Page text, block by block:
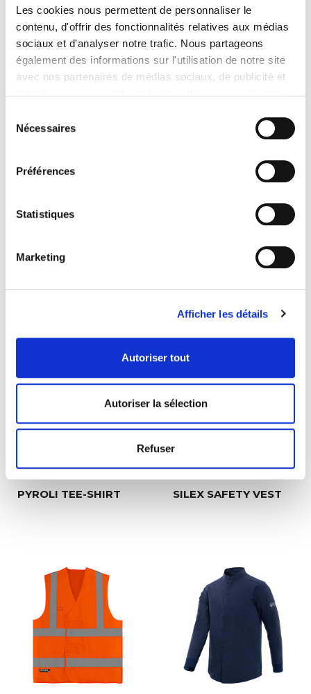
Les cookies nous permettent de personnaliser le
contenu, d'offrir des fonctionnalités relatives aux médias
sociaux et d'analyser notre trafic. Nous partageons
également des informations sur l'utilisation de notre site
avec nos partenaires de médias sociaux, de publicité et
collectées lors de votre utilisation de leurs services.
Nécessaires
Préférences
Statistiques
Marketing
Afficher les détails
Autoriser tout
Autoriser la sélection
Refuser
LOKI SWEAT GINKO POLO
PYROLI TEE-SHIRT SILEX SAFETY VEST